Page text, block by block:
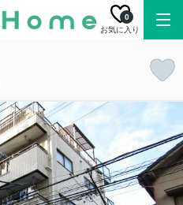
お気に入り
0